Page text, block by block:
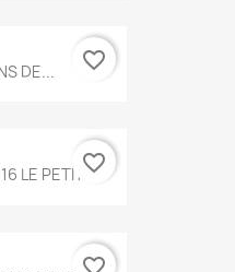
DE... favorite_border
LE PETIT...favorite_border
favorite_border